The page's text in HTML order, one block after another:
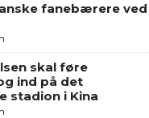
fanebærere ved
skal føre
ind på det
stadion i Kina